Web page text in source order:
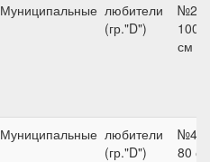
Муниципальные любители
(гр."D")
№2,
100
см
Муниципальные любители
(гр."D")
№4,
80 см